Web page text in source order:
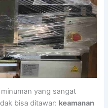
yang sangat
bisa ditawar: keamanan